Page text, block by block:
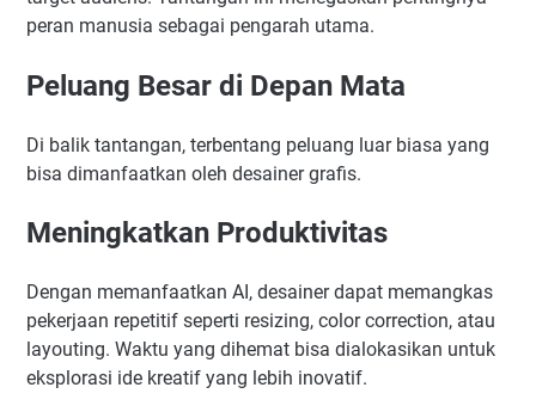
peran manusia sebagai pengarah utama.
Peluang Besar di Depan Mata
Di balik tantangan, terbentang peluang luar biasa yang
bisa dimanfaatkan oleh desainer grafis.
Meningkatkan Produktivitas
Dengan memanfaatkan AI, desainer dapat memangkas
pekerjaan repetitif seperti resizing, color correction, atau
layouting. Waktu yang dihemat bisa dialokasikan untuk
eksplorasi ide kreatif yang lebih inovatif.